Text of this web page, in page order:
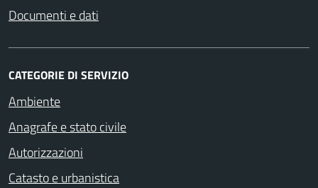
Documenti e dati
CATEGORIE DI SERVIZIO
Ambiente
Anagrafe e stato civile
Autorizzazioni
Catasto e urbanistica